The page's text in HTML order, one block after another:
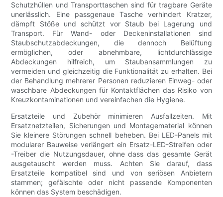
Schutzhüllen und Transporttaschen sind für tragbare Geräte
unerlässlich. Eine passgenaue Tasche verhindert Kratzer,
dämpft Stöße und schützt vor Staub bei Lagerung und
Transport. Für Wand- oder Deckeninstallationen sind
Staubschutzabdeckungen, die dennoch Belüftung
ermöglichen, oder abnehmbare, lichtdurchlässige
Abdeckungen hilfreich, um Staubansammlungen zu
vermeiden und gleichzeitig die Funktionalität zu erhalten. Bei
der Behandlung mehrerer Personen reduzieren Einweg- oder
waschbare Abdeckungen für Kontaktflächen das Risiko von
Kreuzkontaminationen und vereinfachen die Hygiene.
Ersatzteile und Zubehör minimieren Ausfallzeiten. Mit
Ersatznetzteilen, Sicherungen und Montagematerial können
Sie kleinere Störungen schnell beheben. Bei LED-Panels mit
modularer Bauweise verlängert ein Ersatz-LED-Streifen oder
-Treiber die Nutzungsdauer, ohne dass das gesamte Gerät
ausgetauscht werden muss. Achten Sie darauf, dass
Ersatzteile kompatibel sind und von seriösen Anbietern
stammen; gefälschte oder nicht passende Komponenten
können das System beschädigen.